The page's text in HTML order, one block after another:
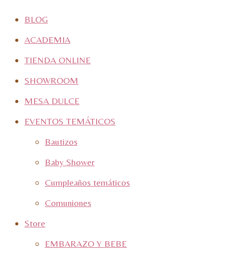
BLOG
ACADEMIA
TIENDA ONLINE
SHOWROOM
MESA DULCE
EVENTOS TEMÁTICOS
Bautizos
Baby Shower
Cumpleaños temáticos
Comuniones
Store
EMBARAZO Y BEBE